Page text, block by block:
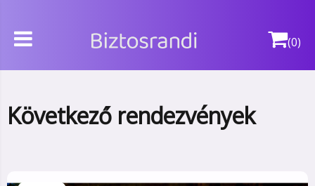
(0)
Következő rendezvények